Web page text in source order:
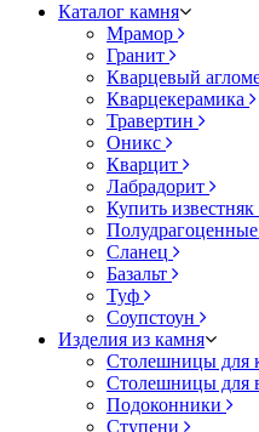
Каталог камня
Мрамор
Гранит
Кварцевый
Кварцекерамика
Травертин
Оникс
Кварцит
Лабрадорит
Купить известняк
Сланец
Базальт
Туф
Соупстоун
Изделия из камня
Столешницы для
Столешницы для
Подоконники
Ступени